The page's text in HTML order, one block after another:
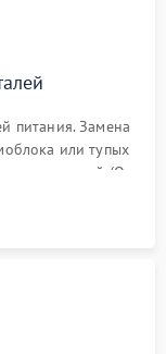
питания. Замена
или тупых
(O-
устранения